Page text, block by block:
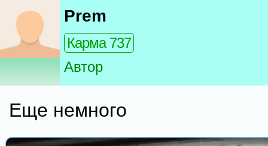
Prem
Карма 737
Автор
Еще немного